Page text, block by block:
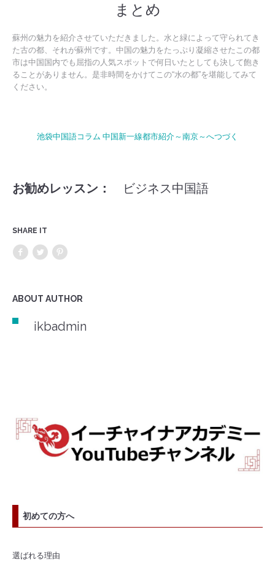
まとめ
蘇州の魅力を紹介させていただきました。水と緑によって守られてき
た古の都、それが蘇州です。中国の魅力をたっぷり凝縮させたこの都
市は中国国内でも屈指の人気スポットで何日いたとしても決して飽き
ることがありません。是非時間をかけてこの“水の都”を堪能してみて
ください。
池袋中国語コラム 中国新一線都市紹介～南京～へつづく
お勧めレッスン： ビジネス中国語
SHARE IT
ABOUT AUTHOR
ikbadmin
初めての方へ
選ばれる理由